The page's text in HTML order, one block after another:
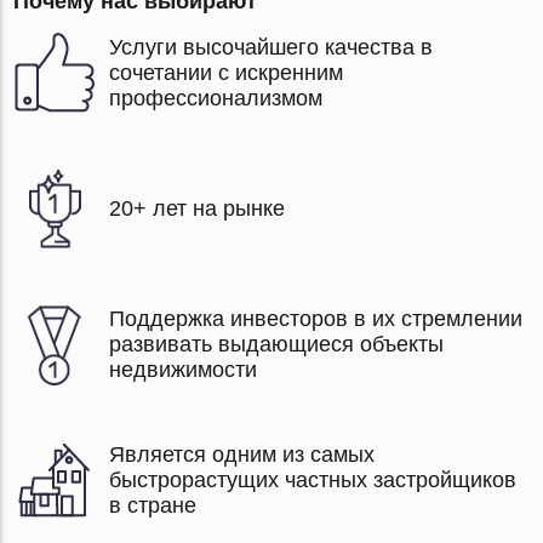
Услуги высочайшего качества в
сочетании с искренним
профессионализмом
20+ лет на рынке
Поддержка инвесторов в их стремлении
развивать выдающиеся объекты
недвижимости
Является одним из самых
быстрорастущих частных застройщиков
в стране